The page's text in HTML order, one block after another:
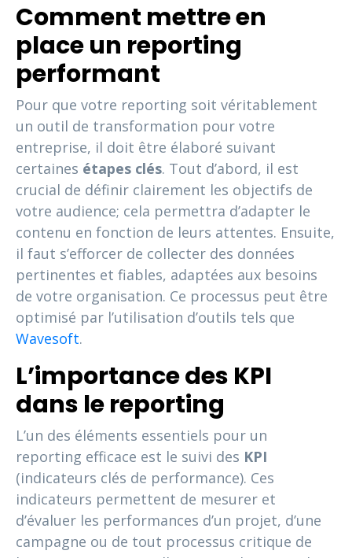
Comment mettre en
place un reporting
performant
Pour que votre reporting soit véritablement
un outil de transformation pour votre
entreprise, il doit être élaboré suivant
certaines étapes clés. Tout d’abord, il est
crucial de définir clairement les objectifs de
votre audience; cela permettra d’adapter le
contenu en fonction de leurs attentes. Ensuite,
il faut s’efforcer de collecter des données
pertinentes et fiables, adaptées aux besoins
de votre organisation. Ce processus peut être
optimisé par l’utilisation d’outils tels que
Wavesoft.
L’importance des KPI
dans le reporting
L’un des éléments essentiels pour un
reporting efficace est le suivi des KPI
(indicateurs clés de performance). Ces
indicateurs permettent de mesurer et
d’évaluer les performances d’un projet, d’une
campagne ou de tout processus critique de